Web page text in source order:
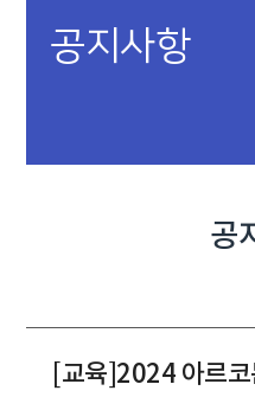
공지사항
공
[교육]2024 아르